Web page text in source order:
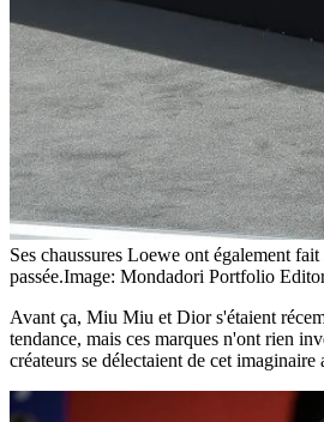
Ses chaussures Loewe ont également
passée.Image: Mondadori Portfolio
Avant ça, Miu Miu et Dior s'étaient
tendance, mais ces marques n'ont rien
créateurs se délectaient de cet imaginaire